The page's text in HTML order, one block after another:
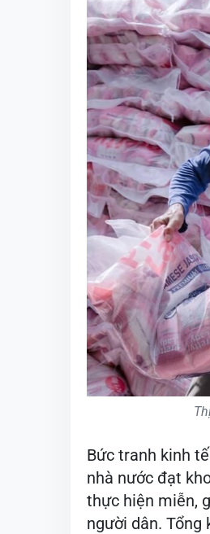
Bức tranh kinh
nhà nước đạt
thực hiện miễn,
người dân. Tổng